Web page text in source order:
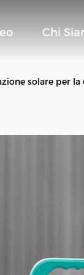
Chi
solare per la